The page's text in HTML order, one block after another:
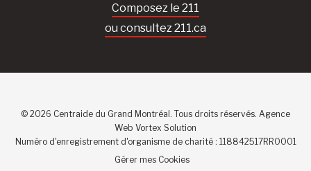
Composez le 211
ou consultez 211.ca
© 2026 Centraide du Grand Montréal. Tous droits réservés. Agence
Web Vortex Solution
Numéro d'enregistrement d'organisme de charité : 118842517RR0001
Gérer mes Cookies